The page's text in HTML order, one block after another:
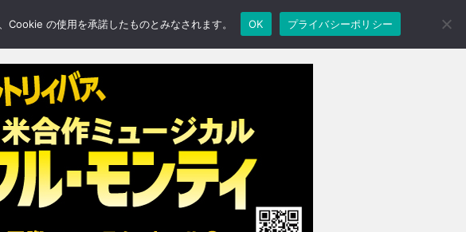
の使用を承諾したものとみなされます。 OK プライバシーポリシー